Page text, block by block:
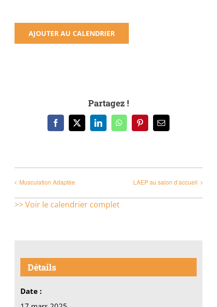
AJOUTER AU CALENDRIER
Partagez !
Facebook
X LinkedInWhatsAppPinterestEmail
Musculation Adaptée LAEP au salon d’accueil
>> Voir le calendrier complet
Détails
Date :